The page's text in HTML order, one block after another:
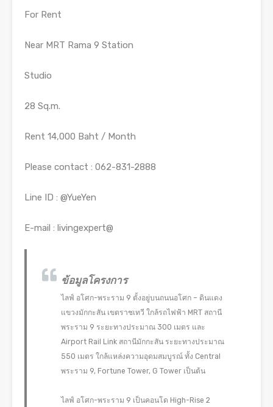
For Rent
Near MRT Rama 9 Station
Studio
28 Sq.m.
Rent 14,000 Baht / Month
Please contact : 062-831-2888
Line ID : @YueYen
E-mail : livingexpert@
ข้อมูลโครงการ
ไลฟ์ อโศก-พระราม 9 ตั้งอยู่บนถนนอโศก – ดินแดง
แขวงมักกะสัน เขตราชเทวี ใกล้รถไฟฟ้า MRT สถานี
พระราม 9 ระยะทางประมาณ 300 เมตร และ
Airport Rail Link สถานีมักกะสัน ระยะทางประมาณ
550 เมตร ใกล้แหล่งความอุดมสมบูรณ์ ทั้ง Central
พระราม 9, Fortune Tower, G Tower เป็นต้น
ไลฟ์ อโศก-พระราม 9 เป็นคอนโด High-Rise 2